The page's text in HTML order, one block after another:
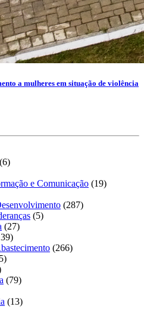
a mulheres em situação de violência
(6)
e Comunicação (19)
(287)
(5)
(27)
(266)
(79)
(13)